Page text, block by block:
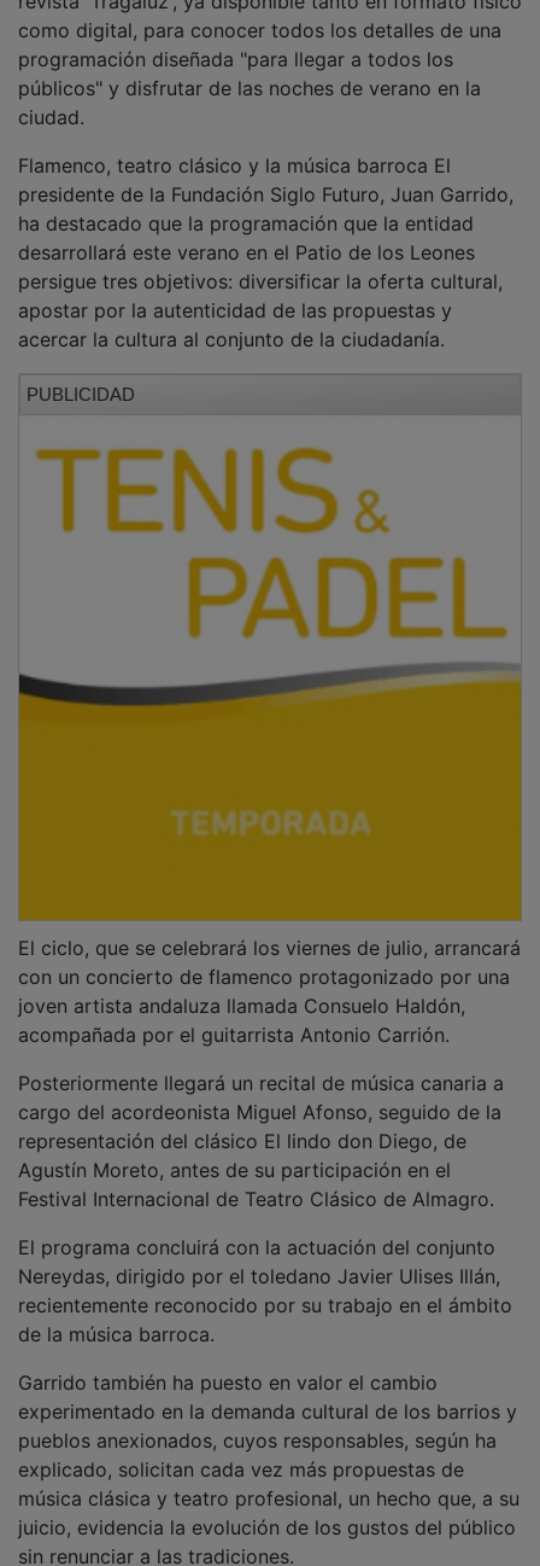
como digital, para conocer todos los detalles de una
programación diseñada "para llegar a todos los
públicos" y disfrutar de las noches de verano en la
ciudad.
presidente de la Fundación Siglo Futuro, Juan Garrido,
ha destacado que la programación que la entidad
desarrollará este verano en el Patio de los Leones
persigue tres objetivos: diversificar la oferta cultural,
apostar por la autenticidad de las propuestas y
acercar la cultura al conjunto de la ciudadanía.
con un concierto de flamenco protagonizado por una
joven artista andaluza llamada Consuelo Haldón,
acompañada por el guitarrista Antonio Carrión.
cargo del acordeonista Miguel Afonso, seguido de la
representación del clásico El lindo don Diego, de
Agustín Moreto, antes de su participación en el
Festival Internacional de Teatro Clásico de Almagro.
Nereydas, dirigido por el toledano Javier Ulises Illán,
recientemente reconocido por su trabajo en el ámbito
de la música barroca.
experimentado en la demanda cultural de los barrios y
pueblos anexionados, cuyos responsables, según ha
explicado, solicitan cada vez más propuestas de
música clásica y teatro profesional, un hecho que, a su
juicio, evidencia la evolución de los gustos del público
sin renunciar a las tradiciones.